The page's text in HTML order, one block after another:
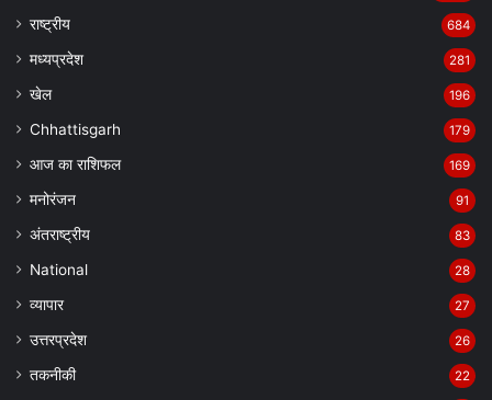
राष्ट्रीय 684
मध्यप्रदेश 281
खेल 196
Chhattisgarh 179
आज का राशिफल 169
मनोरंजन 91
अंतराष्ट्रीय 83
National 28
व्यापार 27
उत्तरप्रदेश 26
तकनीकी 22